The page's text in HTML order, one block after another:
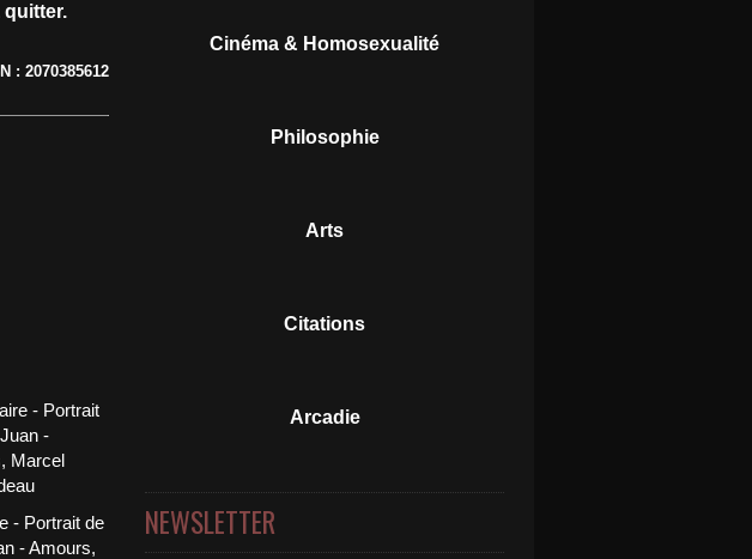
quitter.
: 2070385612
- Portrait de
- Amours,
Cinéma & Homosexualité
Philosophie
Arts
Citations
Arcadie
NEWSLETTER